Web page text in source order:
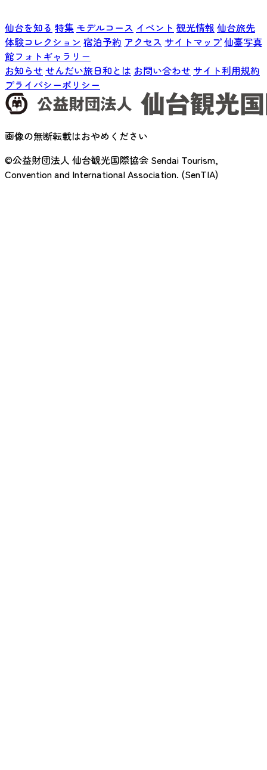
仙台を知る 特集 モデルコース イベント 観光情報 仙台旅先
体験コレクション 宿泊予約 アクセス サイトマップ仙臺写真
館フォトギャラリー
お知らせ せんだい旅日和とは お問い合わせ サイト利用規約
プライバシーポリシー
画像の無断転載はおやめください
©公益財団法人 仙台観光国際協会 Sendai Tourism,
Convention and International Association. (SenTIA)